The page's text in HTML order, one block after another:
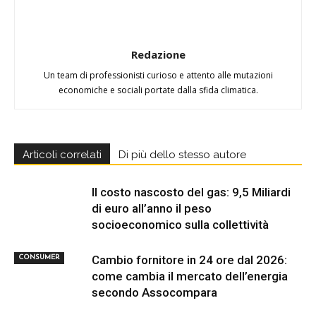
Redazione
Un team di professionisti curioso e attento alle mutazioni
economiche e sociali portate dalla sfida climatica.
Articoli correlati Di più dello stesso autore
CONSUMER
Il costo nascosto del gas: 9,5 Miliardi
di euro all’anno il peso
socioeconomico sulla collettività
Cambio fornitore in 24 ore dal 2026:
come cambia il mercato dell’energia
secondo Assocompara